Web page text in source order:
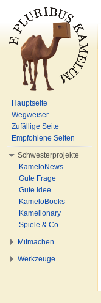
Hauptseite
Wegweiser
Zufällige Seite
Empfohlene Seiten
Schwesterprojekte
KameloNews
Gute Frage
Gute Idee
KameloBooks
Kamelionary
Spiele & Co.
Mitmachen
Werkzeuge